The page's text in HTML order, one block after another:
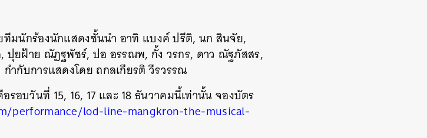
ทีมนักร้องนักแสดงชั้นนำ อาทิ แบงค์ ปรีติ, นก สินจัย,
ยฝ้าย ณัฏฐพัชร์, ปอ อรรณพ, กั้ง วรกร, ดาว ณัฐภัสสร,
ำกับการแสดงโดย ถกลเกียรติ วีรวรรณ
รอบวันที่ 15, 16, 17 และ 18 ธันวาคมนี้เท่านั้น จองบัตร
performance/lod-line-mangkron-the-musical-